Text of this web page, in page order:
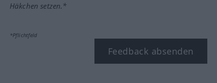
Häkchen setzen.*
*Pflichtfeld
Feedback absenden